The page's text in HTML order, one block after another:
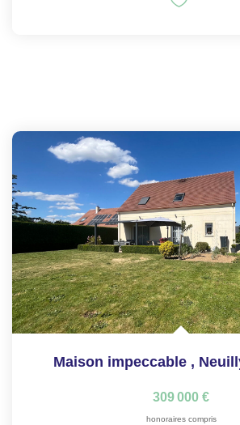
Maison impeccable ,
309 000 €
honoraires compris